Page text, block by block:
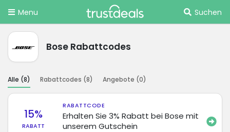
Menu Suchen
Bose Rabattcodes
Alle (8) Rabattcodes (8) Angebote (0)
15%
RABATT
RABATTCODE
Erhalten Sie 3% Rabatt bei Bose mit
unserem Gutschein